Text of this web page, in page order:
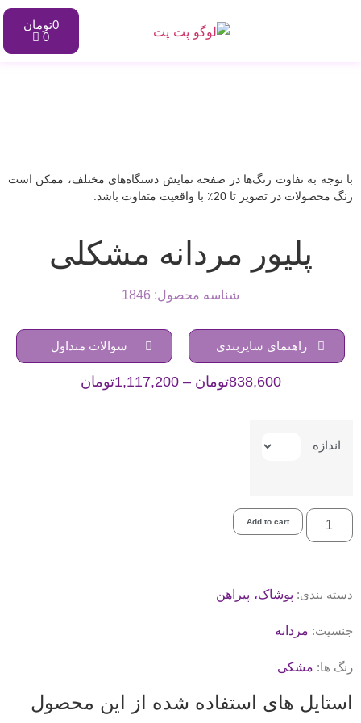
0تومان
0
با توجه به تفاوت رنگ‌ها در صفحه نمایش دستگاه‌های مختلف، ممکن است
رنگ محصولات در تصویر تا 20٪ با واقعیت متفاوت باشد.
پلیور مردانه مشکلی
شناسه محصول: 1846
راهنمای سایزبندی سوالات متداول
838,600تومان –
1,117,200تومان
اندازه
Add to cart
دسته بندی: پوشاک، پیراهن
جنسیت: مردانه
رنگ ها: مشکی
استایل های استفاده شده از این محصول